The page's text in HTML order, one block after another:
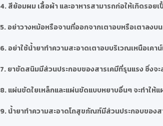
4. สีย้อมผม เสื้อผ้า และอาหารสามารถก่อให้เกิดรอย
5. อย่าวางหม้อหรือจานที่ออกจากเตาอบหรือเตาลง
6. อย่าใช้น้ำยาทำความสะอาดเตาอบบริเวณเหนือเค
7. ยาขัดสนิมมีส่วนประกอบของสารเคมีที่รุนแรง ซึ่งจ
8. แผ่นขัดใยเหล็กและแผ่นขัดแบบหยาบอื่นๆ จะทำให้แ
9. น้ำยาทำความสะอาดโถสุขภัณฑ์มีส่วนประกอบของ